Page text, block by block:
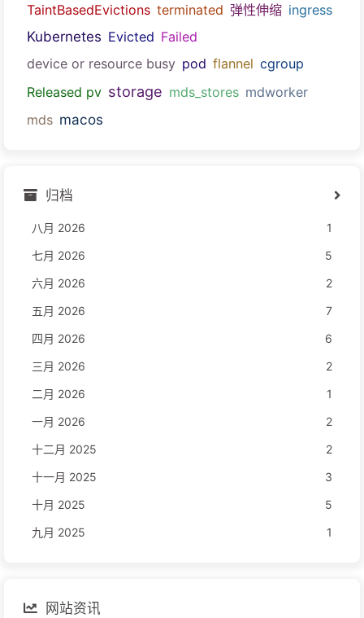
TaintBasedEvictions terminated 弹性伸缩 ingress
Kubernetes Evicted Failed
device or resource busy pod flannel cgroup
Released pv storage mds_stores mdworker
mds macos
归档
八月 2026
1
七月 2026
5
六月 2026
2
五月 2026
7
四月 2026
6
三月 2026
2
二月 2026
1
一月 2026
2
十二月 2025
2
十一月 2025
3
十月 2025
5
九月 2025
1
网站资讯